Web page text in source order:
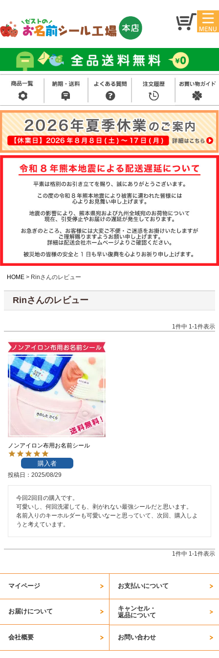
マイ
ジ
お名
前シ
ール
アイ
ロン
シー
ル
お買
い得
セッ
ト
スタ
ンプ
その
他
注文履歴
について
らせ
会員登録
HOME Rinさんのレビュー
Rinさんのレビュー
1件中 1-1件表示
ノンアイロン布用お名前シール
購入者
投稿日 2025/08/29
今回2回目の購入です。
可愛いし、何回洗濯しても、剥がれない最強シールだと思います。
名前入りのキーホルダーも可愛いなーと思っていて、次回、購入しよ
うと考えています。
1件中 1-1件表示
マイページ お支払いについて
お届けについて
キャンセル・
返品について
会社概要 お問い合わせ